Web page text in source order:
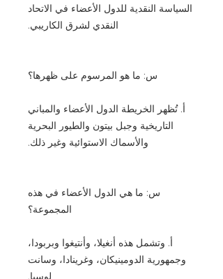
السياسة النقدية للدول الأعضاء في الاتحاد
النقدي لشرق الكاريبي.
س: ما هو المرسوم على ظهرها؟
أ. تُظهر الخريطة الدول الأعضاء والمباني
التاريخية وجبل بيتون والطيور البحرية
والأسماك الاستوائية وغير ذلك.
س: ما هي الدول الأعضاء في هذه
المجموعة؟
أ. وتشمل هذه أنغيلا، وأنتيغوا وبربودا،
وجمهورية الدومينيكان، وغرينادا، وسانت
لوسيا.